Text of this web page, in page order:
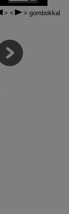
gombokkal